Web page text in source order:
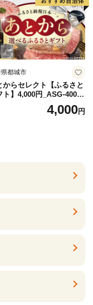
都城市
からセレクト【ふるさと
ト】4,000円_ASG-4000_
市) 後から選べる返礼品
ト ギフトポイント 品数2
ーモン 野菜 魚介 海産物
4,000円